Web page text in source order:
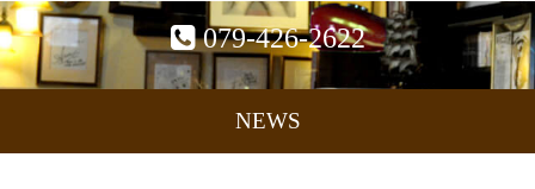
079-426-2622
NEWS